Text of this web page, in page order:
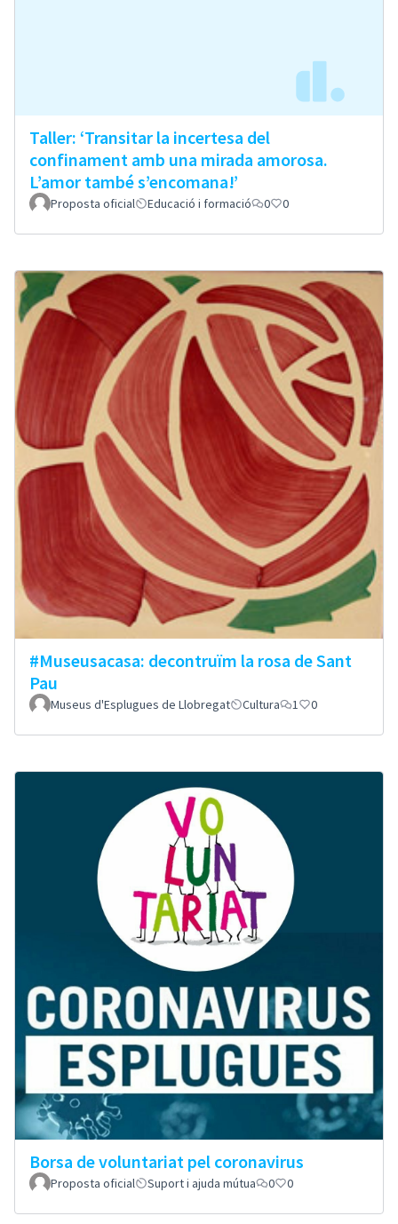
Taller: ‘Transitar la incertesa del
confinament amb una mirada amorosa.
L’amor també s’encomana!’
Proposta oficial Educació i formació 0 0
#Museusacasa: decontruïm la rosa de Sant
Pau
Museus d'Esplugues de Llobregat Cultura 1 0
Borsa de voluntariat pel coronavirus
Proposta oficial Suport i ajuda mútua 0 0